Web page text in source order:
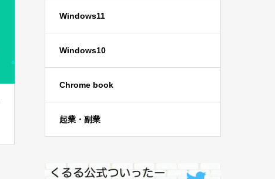
Windows11
Windows10
Chrome book
起業・副業